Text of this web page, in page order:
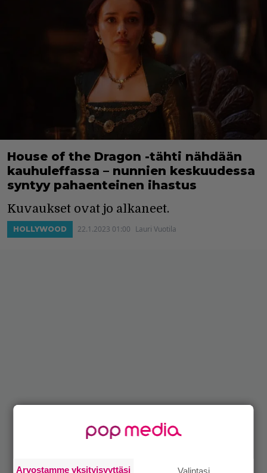
House of the Dragon -tähti nähdään
kauhuleffassa – nunnien keskuudessa
syntyy pahaenteinen ihastus
Kuvaukset ovat jo alkaneet.
HOLLYWOOD 22.1.2023 01:00 Lauri Vuotila
Arvostamme yksityisyyttäsi Valintasi